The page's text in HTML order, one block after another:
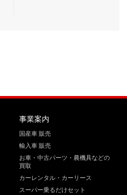
事業案内
国産車 販売
輸入車 販売
お車・中古パーツ・農機具などの
買取
カーレンタル・カーリース
スーパー乗るだけセット